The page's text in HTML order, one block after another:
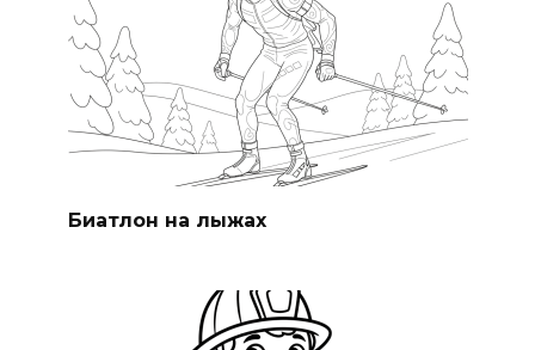
Биатлон на лыжах